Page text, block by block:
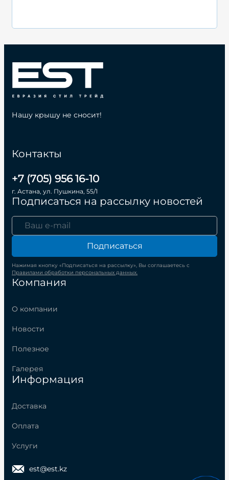
Компания
О компании
Новости
Полезное
Галерея
Информация
Доставка
Оплата
Услуги
Контакты
+7 (705) 956 16-10
г. Астана, ул. Пушкина, 55/1
Подписаться на рассылку новостей
Подписаться
Нажимая кнопку «Подписаться на рассылку», Вы соглашаетесь с
Правилами обработки персональных данных.
Нашу крышу не сносит!
est@est.kz